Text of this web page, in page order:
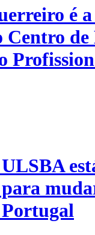
é
de
para
Portugal